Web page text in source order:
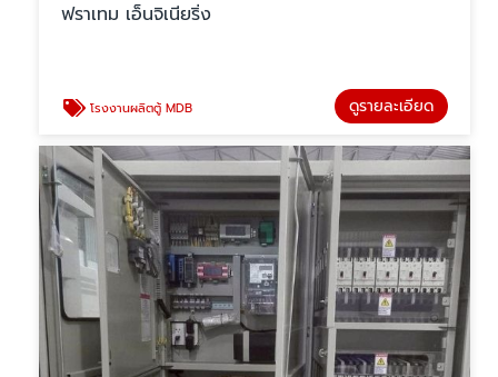
ฟราเทม เอ็นจิเนียริ่ง
โรงงานผลิตตู้ MDB ดูรายละเอียด